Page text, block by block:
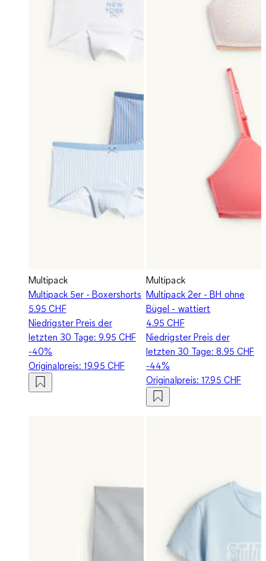
Multipack
Multipack 5er - Boxershorts
5.95 CHF
Niedrigster Preis der
letzten 30 Tage:9.95 CHF
-40%
Originalpreis:19.95 CHF
Multipack
Multipack 2er - BH ohne
Bügel - wattiert
4.95 CHF
Niedrigster Preis der
letzten 30 Tage:8.95 CHF
-44%
Originalpreis:17.95 CHF